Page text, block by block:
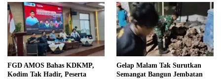
FGD AMOS Bahas KDKMP,
Kodim Tak Hadir, Peserta
Gelap Malam Tak Surutkan
Semangat Bangun Jembatan